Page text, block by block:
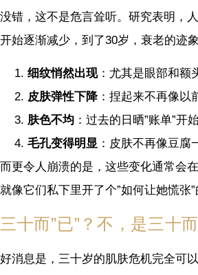
没错，这不是危言耸听。研究表明，
开始逐渐减少，到了30岁，衰老的迹
细纹悄然出现：尤其是眼部和额
皮肤弹性下降：捏起来不再像以
肤色不均 ：过去的日晒”账单”开
毛孔变得明显 ：皮肤不再像豆腐
而更令人崩溃的是，这些变化通常会
就像它们私下里开了个”如何让她慌张”
三十而”已”？不，是三十而
好消息是，三十岁的肌肤危机完全可